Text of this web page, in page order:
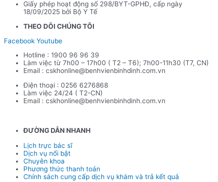
Giấy phép hoạt động số 298/BYT-GPHĐ, cấp ngày
18/09/2025 bởi Bộ Y Tế
THEO DÕI CHÚNG TÔI
Facebook Youtube
Hotline : 1900 96 96 39
Làm việc từ 7h00 – 17h00 ( T2 – T6); 7h00-11h30 (T7, CN)
Email : cskhonline@benhvienbinhdinh.com.vn
Điện thoại : 0256 6276868
Làm việc 24/24 ( T2-CN)
Email : cskhonline@benhvienbinhdinh.com.vn
ĐƯỜNG DẪN NHANH
Lịch trực bác sĩ
Dịch vụ nổi bật
Chuyên khoa
Phương thức thanh toán
Chính sách cung cấp dịch vụ khám và trả kết quả